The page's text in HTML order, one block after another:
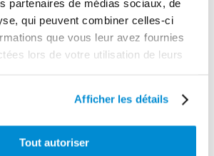
partenaires de médias sociaux, de
qui peuvent combiner celles-ci
que vous leur avez fournies
lors de votre utilisation de leurs
Afficher les détails
Tout autoriser